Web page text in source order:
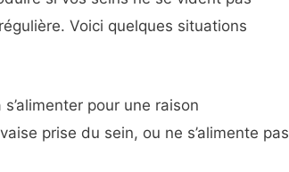
Voici quelques situations
pour une raison
prise du sein, ou ne s’alimente pas